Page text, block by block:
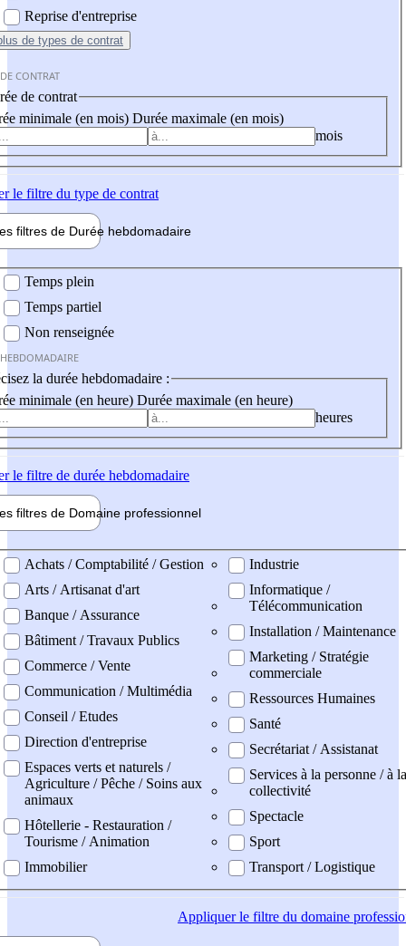
Reprise d'entreprise
de types de contrat
CONTRAT
de contrat
minimale (en mois) Durée maximale (en mois)
mois
le filtre du type de contrat
filtres de Durée hebdomadaire
Temps plein
Temps partiel
Non renseignée
la durée hebdomadaire :
minimale (en heure) Durée maximale (en heure)
heures
le filtre de durée hebdomadaire
filtres de Domaine professionnel
professionel
Achats / Comptabilité / Gestion
Arts / Artisanat d'art
Banque / Assurance
Bâtiment / Travaux Publics
Commerce / Vente
Communication / Multimédia
Conseil / Etudes
Direction d'entreprise
Espaces verts et naturels /
Agriculture / Pêche / Soins aux
animaux
Hôtellerie - Restauration /
Tourisme / Animation
Immobilier
Industrie
Informatique /
Télécommunication
Installation / Maintenance
Marketing / Stratégie
commerciale
Ressources Humaines
Santé
Secrétariat / Assistanat
Services à la personne / à la
collectivité
Spectacle
Sport
Transport / Logistique
Appliquerle filtre du domaine